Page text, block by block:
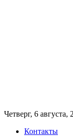
Четверг, 6 августа,
Контакты